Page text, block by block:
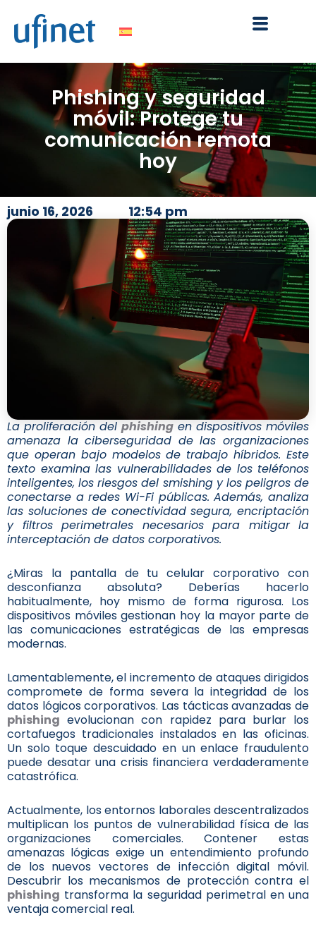
contenido
Phishing y seguridad
móvil: Protege tu
comunicación remota
hoy
junio 16, 2026 12:54 pm
La proliferación del phishing en dispositivos móviles
amenaza la ciberseguridad de las organizaciones
que operan bajo modelos de trabajo híbridos. Este
texto examina las vulnerabilidades de los teléfonos
inteligentes, los riesgos del smishing y los peligros de
conectarse a redes Wi-Fi públicas. Además, analiza
las soluciones de conectividad segura, encriptación
y filtros perimetrales necesarios para mitigar la
interceptación de datos corporativos.
¿Miras la pantalla de tu celular corporativo con
desconfianza absoluta? Deberías hacerlo
habitualmente, hoy mismo de forma rigurosa. Los
dispositivos móviles gestionan hoy la mayor parte de
las comunicaciones estratégicas de las empresas
modernas.
Lamentablemente, el incremento de ataques dirigidos
compromete de forma severa la integridad de los
datos lógicos corporativos. Las tácticas avanzadas de
phishing evolucionan con rapidez para burlar los
cortafuegos tradicionales instalados en las oficinas.
Un solo toque descuidado en un enlace fraudulento
puede desatar una crisis financiera verdaderamente
catastrófica.
Actualmente, los entornos laborales descentralizados
multiplican los puntos de vulnerabilidad física de las
organizaciones comerciales. Contener estas
amenazas lógicas exige un entendimiento profundo
de los nuevos vectores de infección digital móvil.
Descubrir los mecanismos de protección contra el
phishing transforma la seguridad perimetral en una
ventaja comercial real.